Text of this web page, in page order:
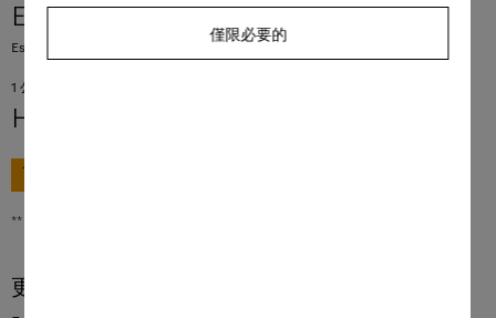
ESPRESSO 4x250g
Espresso 非常適合製作 Espresso。
1 公斤 = 650.00 HKD
HK$ 650.00
** 香港零售價
更多產品資訊
僅限必要的